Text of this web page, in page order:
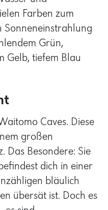
Grün,
Gelb, tiefem Blau
Caves. Diese
großen
Besondere: Sie
dich in einer
bläulich
übersät ist. Doch es
es sind
Kreaturen